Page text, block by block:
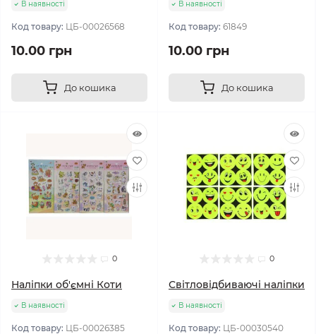
В наявності
Код товару: ЦБ-00026568
10.00 грн
До кошика
В наявності
Код товару: 61849
10.00 грн
До кошика
0
Наліпки об'ємні Коти
В наявності
Код товару: ЦБ-00026385
0
Світловідбиваючі наліпки
В наявності
Код товару: ЦБ-00030540